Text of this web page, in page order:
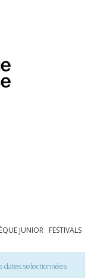
JUNIOR FESTIVALS
dates selectionnées